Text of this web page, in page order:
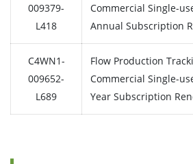
009379-
L418
Commercial Single-
Annual Subscription
C4WN1-
009652-
L689
Flow Production
Commercial Single-
Year Subscription